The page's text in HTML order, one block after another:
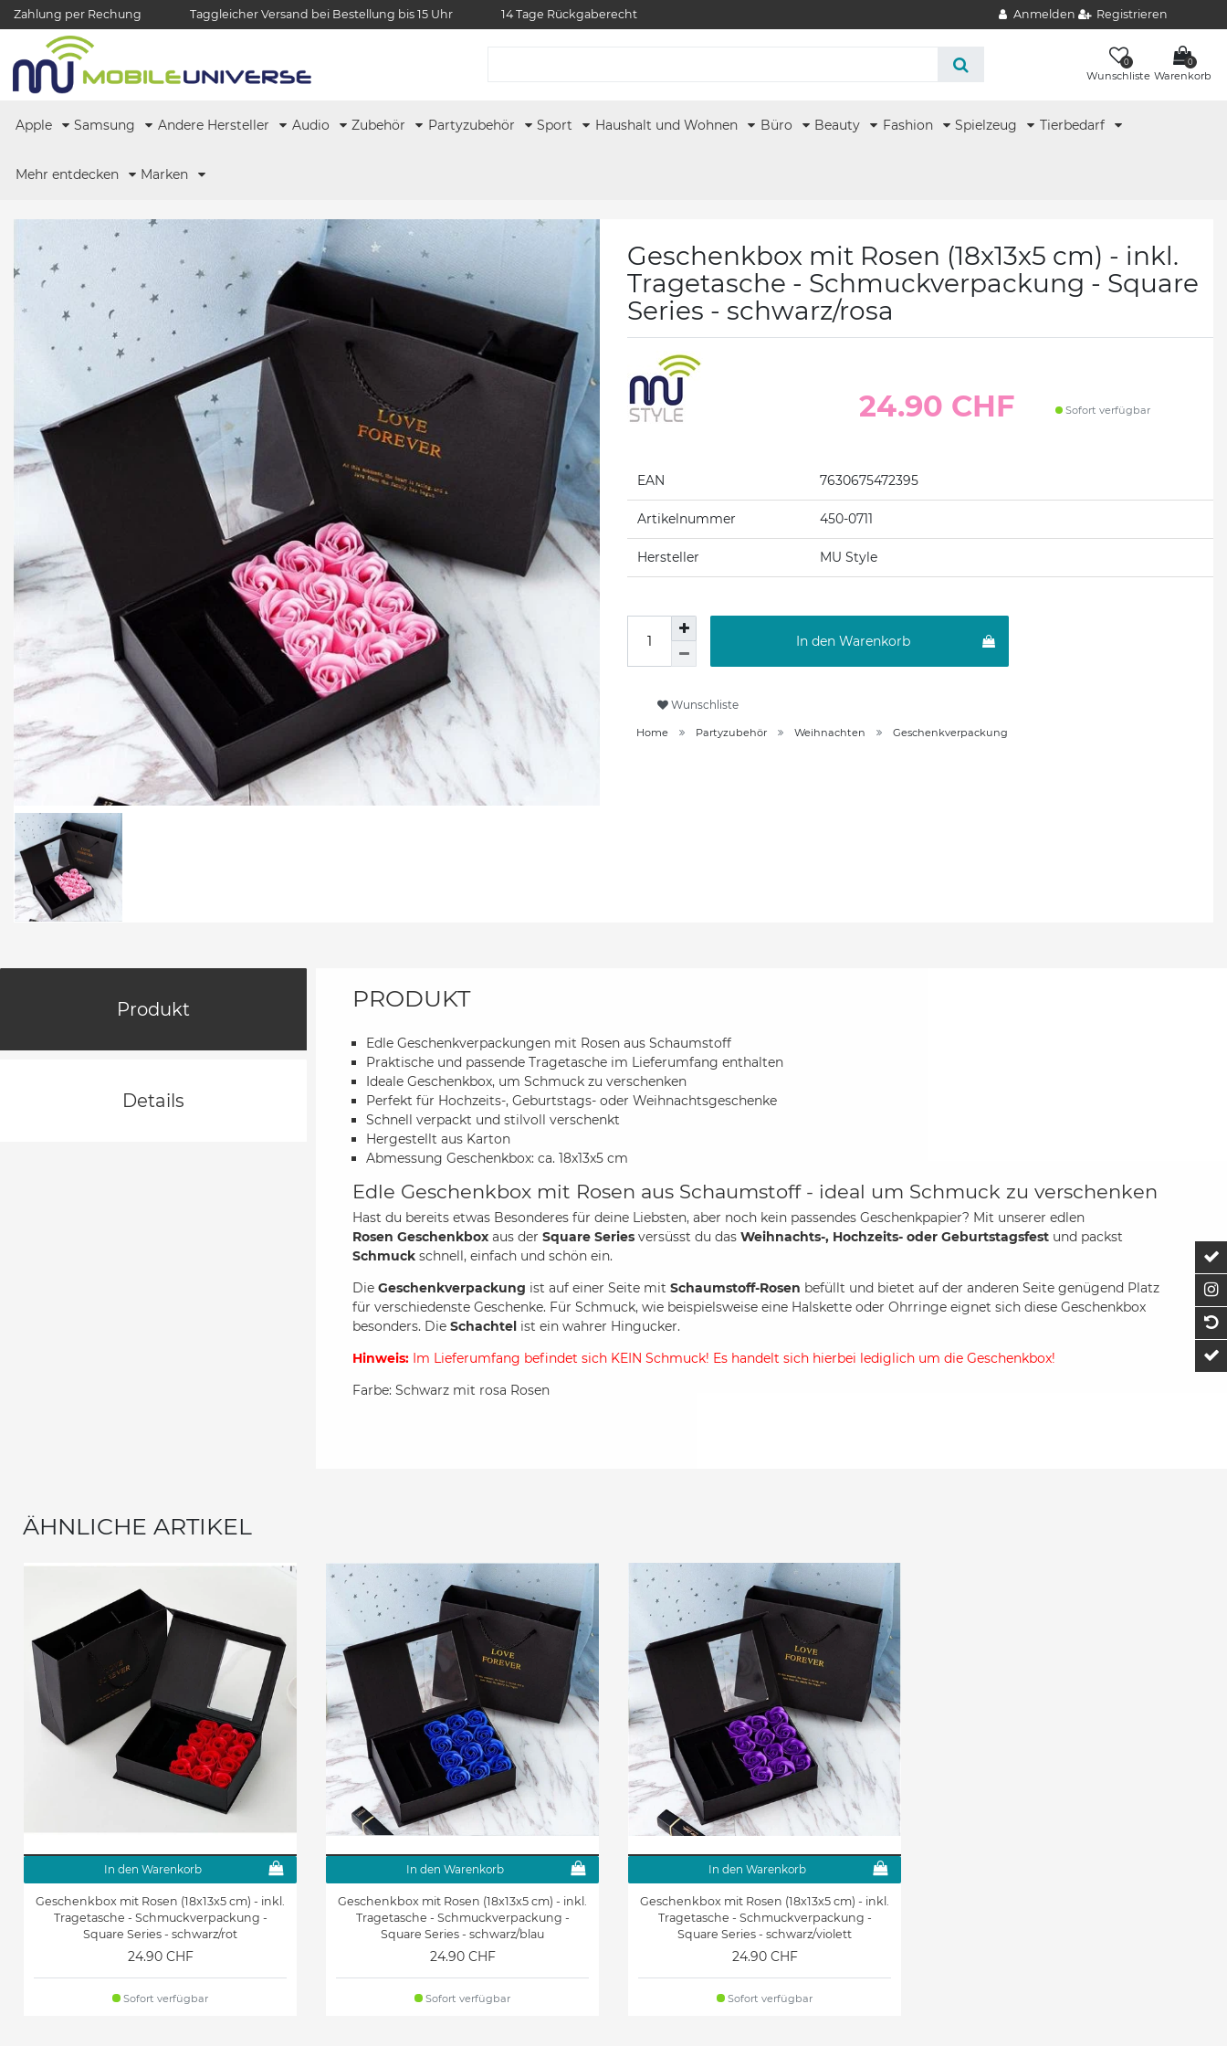
Zahlung per Rechung Taggleicher Versand bei Bestellung bis 15 Uhr 14 Tage Rückgaberecht Anmelden Registrieren
0
Wunschliste
0
Warenkorb
Apple Samsung Andere Hersteller Audio Zubehör Partyzubehör Sport Haushalt und Wohnen Büro Beauty Fashion Spielzeug Tierbedarf
Mehr entdecken Marken
Geschenkbox mit Rosen (18x13x5 cm) - inkl.
Tragetasche - Schmuckverpackung - Square
Series - schwarz/rosa
24.90 CHF Sofort verfügbar
EAN 7630675472395
Artikelnummer 450-0711
Hersteller MU Style
In den Warenkorb
Wunschliste
Home Partyzubehör Weihnachten Geschenkverpackung
Produkt
Details
PRODUKT
Edle Geschenkverpackungen mit Rosen aus Schaumstoff
Praktische und passende Tragetasche im Lieferumfang enthalten
Ideale Geschenkbox, um Schmuck zu verschenken
Perfekt für Hochzeits-, Geburtstags- oder Weihnachtsgeschenke
Schnell verpackt und stilvoll verschenkt
Hergestellt aus Karton
Abmessung Geschenkbox: ca. 18x13x5 cm
Edle Geschenkbox mit Rosen aus Schaumstoff - ideal um Schmuck zu verschenken
Hast du bereits etwas Besonderes für deine Liebsten, aber noch kein passendes Geschenkpapier? Mit unserer edlen
Rosen Geschenkbox aus der Square Series versüsst du das Weihnachts-, Hochzeits- oder Geburtstagsfest und packst
Schmuck schnell, einfach und schön ein.
Die Geschenkverpackung ist auf einer Seite mit Schaumstoff-Rosen befüllt und bietet auf der anderen Seite genügend Platz
für verschiedenste Geschenke. Für Schmuck, wie beispielsweise eine Halskette oder Ohrringe eignet sich diese Geschenkbox
besonders. Die Schachtel ist ein wahrer Hingucker.
Hinweis: Im Lieferumfang befindet sich KEIN Schmuck! Es handelt sich hierbei lediglich um die Geschenkbox!
Farbe: Schwarz mit rosa Rosen
ÄHNLICHE ARTIKEL
In den Warenkorb
Geschenkbox mit Rosen (18x13x5 cm) - inkl.
Tragetasche - Schmuckverpackung -
Square Series - schwarz/rot
24.90 CHF
Sofort verfügbar
In den Warenkorb
Geschenkbox mit Rosen (18x13x5 cm) - inkl.
Tragetasche - Schmuckverpackung -
Square Series - schwarz/blau
24.90 CHF
Sofort verfügbar
In den Warenkorb
Geschenkbox mit Rosen (18x13x5 cm) - inkl.
Tragetasche - Schmuckverpackung -
Square Series - schwarz/violett
24.90 CHF
Sofort verfügbar